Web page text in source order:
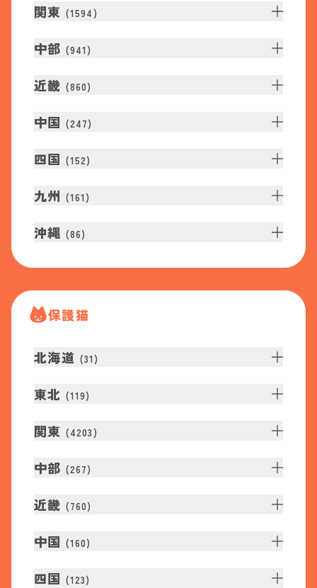
関東 (1594 )
中部 (941 )
近畿 (860)
中国 (247)
四国 (152)
九州 (161 )
沖縄 (86)
保護猫
北海道 (31 )
東北 (119)
関東 (4203 )
中部 (267)
近畿 (760)
中国 (160)
四国 (123)